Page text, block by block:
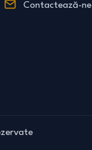
Contactează-ne